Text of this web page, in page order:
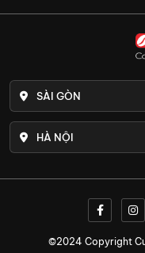
ly espresso đậm đà
Tamper, nước sẽ
được khối cà phê.
gian chiết xuất, dẫn
mỏng và nhanh tan.
lực tay vừa phải để
Trên thị trường có
nhất, có thiết
và một tay
SÀI GÒN
HÀ NỘI
©2024 Copyright